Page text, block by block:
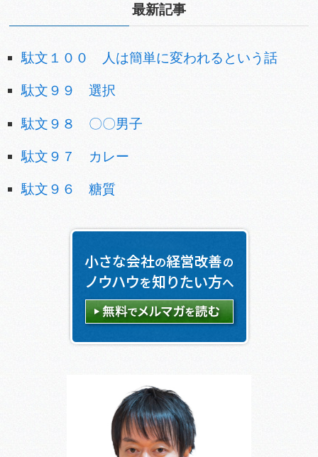
最新記事
駄文１００ 人は簡単に変われるという話
駄文９９ 選択
駄文９８ 〇〇男子
駄文９７ カレー
駄文９６ 糖質